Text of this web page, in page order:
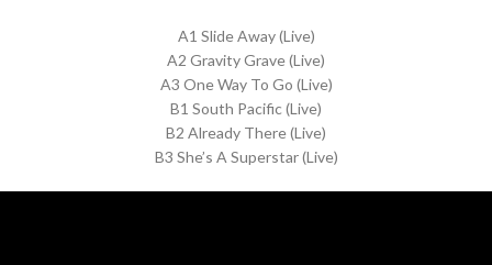
A1 Slide Away (Live)
A2 Gravity Grave (Live)
A3 One Way To Go (Live)
B1 South Pacific (Live)
B2 Already There (Live)
B3 She’s A Superstar (Live)